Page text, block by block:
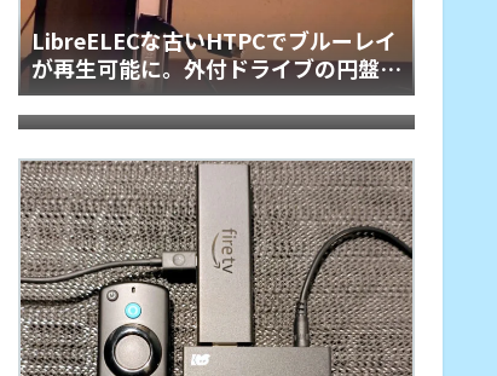
LibreELECな古いHTPCでブルーレイ
が再生可能に。外付ドライブの円盤再
生用「艦橋」という余生
枯れた自作PCにLubuntu 26.04をイ
ンストール